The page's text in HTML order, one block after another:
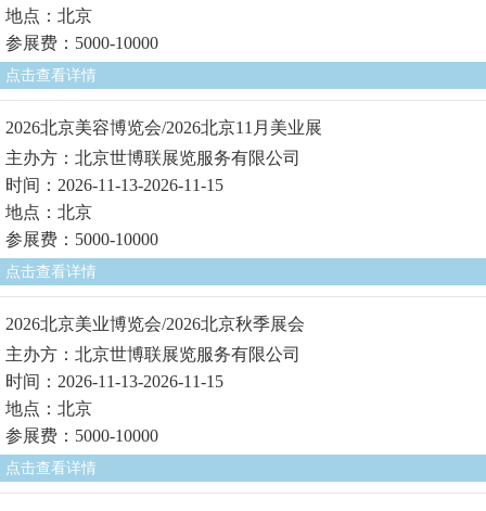
地点：北京
参展费：5000-10000
点击查看详情
2026北京美容博览会/2026北京11月美业展
主办方：北京世博联展览服务有限公司
时间：2026-11-13-2026-11-15
地点：北京
参展费：5000-10000
点击查看详情
2026北京美业博览会/2026北京秋季展会
主办方：北京世博联展览服务有限公司
时间：2026-11-13-2026-11-15
地点：北京
参展费：5000-10000
点击查看详情